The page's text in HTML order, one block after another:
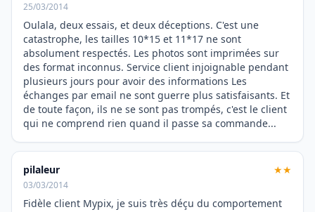
25/03/2014
Oulala, deux essais, et deux déceptions. C'est une
catastrophe, les tailles 10*15 et 11*17 ne sont
absolument respectés. Les photos sont imprimées sur
des format inconnus. Service client injoignable pendant
plusieurs jours pour avoir des informations Les
échanges par email ne sont guerre plus satisfaisants. Et
de toute façon, ils ne se sont pas trompés, c'est le client
qui ne comprend rien quand il passe sa commande...
pilaleur ★★
03/03/2014
Fidèle client Mypix, je suis très déçu du comportement